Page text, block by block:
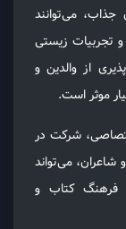
جذاب، می‌توانند
و تجربیات زیستی
از والدین و
موثر است.
شرکت در
می‌تواند
فرهنگ کتاب و